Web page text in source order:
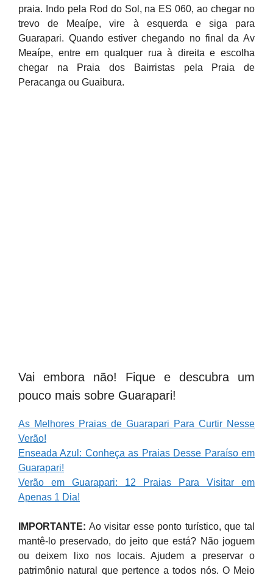
praia. Indo pela Rod do Sol, na ES 060, ao chegar no
trevo de Meaípe, vire à esquerda e siga para
Guarapari. Quando estiver chegando no final da Av
Meaípe, entre em qualquer rua à direita e escolha
chegar na Praia dos Bairristas pela Praia de
Peracanga ou Guaibura.
Vai embora não! Fique e descubra um
pouco mais sobre Guarapari!
As Melhores Praias de Guarapari Para Curtir Nesse
Verão!
Enseada Azul: Conheça as Praias Desse Paraíso em
Guarapari!
Verão em Guarapari: 12 Praias Para Visitar em
Apenas 1 Dia!
IMPORTANTE: Ao visitar esse ponto turístico, que tal
mantê-lo preservado, do jeito que está? Não joguem
ou deixem lixo nos locais. Ajudem a preservar o
patrimônio natural que pertence a todos nós. O Meio